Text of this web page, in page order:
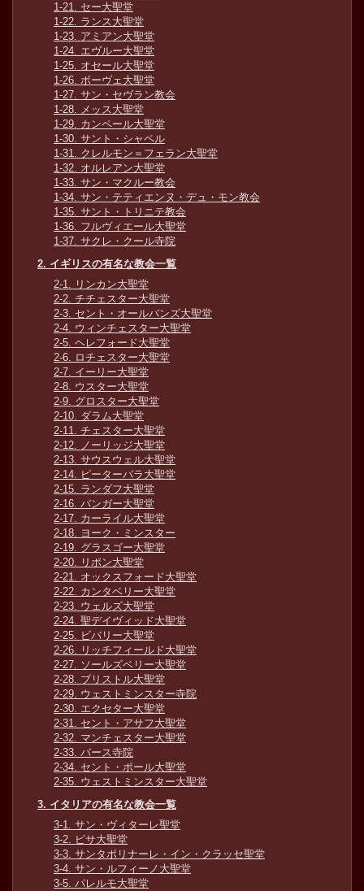
1-21. セー大聖堂
1-22. ランス大聖堂
1-23. アミアン大聖堂
1-24. エヴルー大聖堂
1-25. オセール大聖堂
1-26. ボーヴェ大聖堂
1-27. サン・セヴラン教会
1-28. メッス大聖堂
1-29. カンペール大聖堂
1-30. サント・シャペル
1-31. クレルモン＝フェラン大聖堂
1-32. オルレアン大聖堂
1-33. サン・マクルー教会
1-34. サン・テティエンヌ・デュ・モン教会
1-35. サント・トリニテ教会
1-36. フルヴィエール大聖堂
1-37. サクレ・クール寺院
2. イギリスの有名な教会一覧
2-1. リンカン大聖堂
2-2. チチェスター大聖堂
2-3. セント・オールバンズ大聖堂
2-4. ウィンチェスター大聖堂
2-5. ヘレフォード大聖堂
2-6. ロチェスター大聖堂
2-7. イーリー大聖堂
2-8. ウスター大聖堂
2-9. グロスター大聖堂
2-10. ダラム大聖堂
2-11. チェスター大聖堂
2-12. ノーリッジ大聖堂
2-13. サウスウェル大聖堂
2-14. ピーターバラ大聖堂
2-15. ランダフ大聖堂
2-16. バンガー大聖堂
2-17. カーライル大聖堂
2-18. ヨーク・ミンスター
2-19. グラスゴー大聖堂
2-20. リポン大聖堂
2-21. オックスフォード大聖堂
2-22. カンタベリー大聖堂
2-23. ウェルズ大聖堂
2-24. 聖デイヴィッド大聖堂
2-25. ビバリー大聖堂
2-26. リッチフィールド大聖堂
2-27. ソールズベリー大聖堂
2-28. ブリストル大聖堂
2-29. ウェストミンスター寺院
2-30. エクセター大聖堂
2-31. セント・アサフ大聖堂
2-32. マンチェスター大聖堂
2-33. バース寺院
2-34. セント・ポール大聖堂
2-35. ウェストミンスター大聖堂
3. イタリアの有名な教会一覧
3-1. サン・ヴィターレ聖堂
3-2. ピサ大聖堂
3-3. サンタポリナーレ・イン・クラッセ聖堂
3-4. サン・ルフィーノ大聖堂
3-5. パレルモ大聖堂